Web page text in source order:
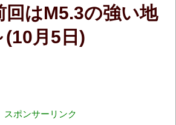
回はM5.3の強い地
(10月5日)
スポンサーリンク